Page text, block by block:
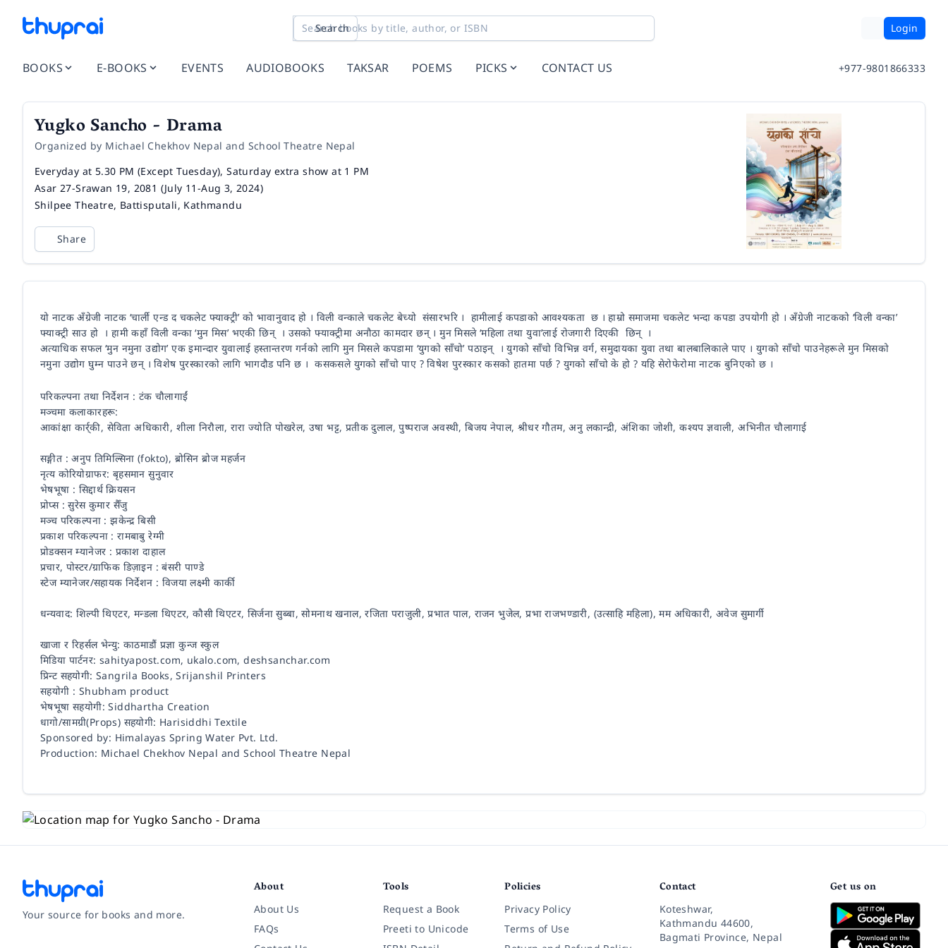
Search Login
BOOKS E-BOOKS EVENTS AUDIOBOOKS TAKSAR POEMS PICKS CONTACT US +977-9801866333
Yugko Sancho - Drama
Organized by Michael Chekhov Nepal and School Theatre Nepal
Time
Everyday at 5.30 PM (Except Tuesday), Saturday extra show at 1 PM
Date
Asar 27-Srawan 19, 2081 (July 11-Aug 3, 2024)
Venue
Shilpee Theatre, Battisputali, Kathmandu
Share
यो नाटक अँग्रेजी नाटक ‘चार्ली एन्ड द चकलेट फ्याक्ट्री’ को भावानुवाद हो । विली वन्काले चकलेट बेच्यो संसारभरि । हामीलाई कपडाको आवश्यकता छ । हाम्रो समाजमा चकलेट भन्दा कपडा उपयोगी हो । अँग्रेजी नाटकको ‘विली वन्का’
फ्याक्ट्री साउ हो । हामी कहाँ विली वन्का ‘मुन मिस’ भएकी छिन् । उसको फ्याक्ट्रीमा अनौठा कामदार छन् । मुन मिसले ‘महिला तथा युवा’लाई रोजगारी दिएकी छिन् ।
अत्याधिक सफल ‘मुन नमुना उद्योग’ एक इमान्दार युवालाई हस्तान्तरण गर्नको लागि मुन मिसले कपडामा ‘युगको साँचो’ पठाइन् । युगको साँचो विभिन्न वर्ग, समुदायका युवा तथा बालबालिकाले पाए । युगको साँचो पाउनेहरूले मुन मिसको
नमुना उद्योग घुम्न पाउने छन् । विशेष पुरस्कारको लागि भागदौड पनि छ । कसकसले युगको साँचो पाए ? विषेश पुरस्कार कसको हातमा पर्छ ? युगको साँचो के हो ? यहि सेरोफेरोमा नाटक बुनिएको छ ।
परिकल्पना तथा निर्देशन : टंक चौलागाईं
मञ्चमा कलाकारहरू:
आकांक्षा कार्र्की, सेविता अधिकारी, शीला निरौला, रारा ज्योति पोखरेल, उषा भट्ट, प्रतीक दुलाल, पुष्पराज अवस्थी, बिजय नेपाल, श्रीधर गौतम, अनु लकान्द्री, अंशिका जोशी, कश्यप ज्ञवाली, अभिनीत चौलागाई
सङ्गीत : अनुप तिमिल्सिना (fokto), ब्रोसिन ब्रोज महर्जन
नृत्य कोरियोग्राफर: बृहसमान सुनुवार
भेषभूषा : सिद्दार्थ क्रियसन
प्रोप्स : सुरेस कुमार सैँजु
मञ्च परिकल्पना : झकेन्द्र बिसी
प्रकाश परिकल्पना : रामबाबु रेग्मी
प्रोडक्सन म्यानेजर : प्रकाश दाहाल
प्रचार, पोस्टर/ग्राफिक डिज़ाइन : बंसरी पाण्डे
स्टेज म्यानेजर/सहायक निर्देशन : विजया लक्ष्मी कार्की
धन्यवाद: शिल्पी थिएटर, मन्डला थिएटर, कौसी थिएटर, सिर्जना सुब्बा, सोमनाथ खनाल, रजिता पराजुली, प्रभात पाल, राजन भुजेल, प्रभा राजभण्डारी, (उत्साहि महिला), मम अधिकारी, अवेज सुमार्गी
खाजा र रिहर्सल भेन्यु: काठमाडौं प्रज्ञा कुन्ज स्कुल
मिडिया पार्टनर: sahityapost.com, ukalo.com, deshsanchar.com
प्रिन्ट सहयोगी: Sangrila Books, Srijanshil Printers
सहयोगी : Shubham product
भेषभूषा सहयोगी: Siddhartha Creation
धागो/सामग्री(Props) सहयोगी: Harisiddhi Textile
Sponsored by: Himalayas Spring Water Pvt. Ltd.
Production: Michael Chekhov Nepal and School Theatre Nepal
Your source for books and more.
About
About Us
FAQs
Tools
Request a Book
Preeti to Unicode
Policies
Privacy Policy
Terms of Use
Contact
Koteshwar,
Kathmandu 44600,
Bagmati Province, Nepal
Get us on